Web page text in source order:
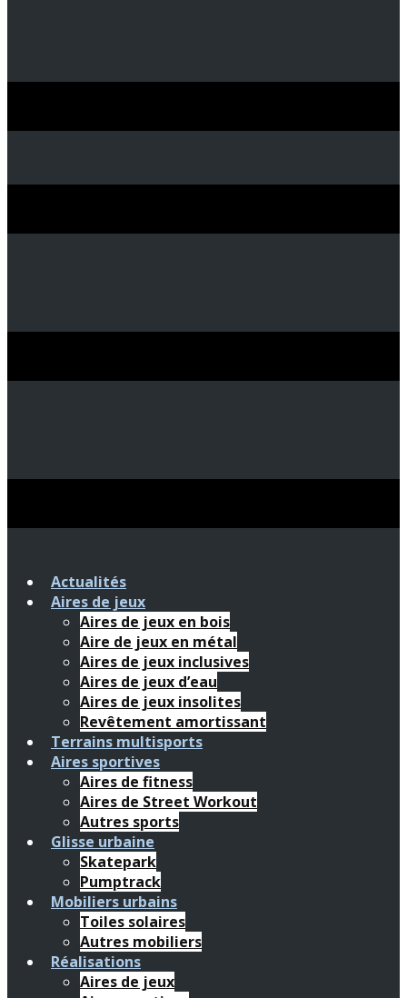
Actualités
Aires de jeux
Aires de jeux en bois
Aire de jeux en métal
Aires de jeux inclusives
Aires de jeux d’eau
Aires de jeux insolites
Revêtement amortissant
Terrains multisports
Aires sportives
Aires de fitness
Aires de Street Workout
Autres sports
Glisse urbaine
Skatepark
Pumptrack
Mobiliers urbains
Toiles solaires
Autres mobiliers
Réalisations
Aires de jeux